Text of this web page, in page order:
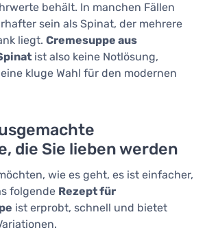
behält. In manchen Fällen
sein als Spinat, der mehrere
liegt. Cremesuppe aus
ist also keine Notlösung,
kluge Wahl für den modernen
die Sie lieben werden
wie es geht, es ist einfacher,
folgende Rezept für
ist erprobt, schnell und bietet